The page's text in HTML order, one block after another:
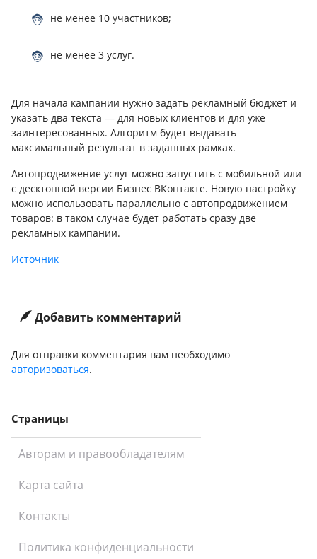
не менее 10 участников;
не менее 3 услуг.
Для начала кампании нужно задать рекламный бюджет и
указать два текста — для новых клиентов и для уже
заинтересованных. Алгоритм будет выдавать
максимальный результат в заданных рамках.
Автопродвижение услуг можно запустить с мобильной или
с десктопной версии Бизнес ВКонтакте. Новую настройку
можно использовать параллельно с автопродвижением
товаров: в таком случае будет работать сразу две
рекламных кампании.
Источник
Добавить комментарий
Для отправки комментария вам необходимо
авторизоваться.
Страницы
Авторам и правообладателям
Карта сайта
Контакты
Политика конфиденциальности